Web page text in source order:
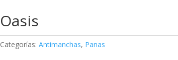
Oasis
Categorías:Antimanchas, Panas